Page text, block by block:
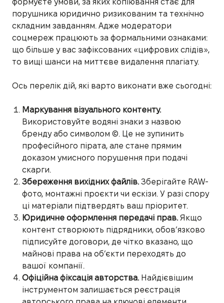
порушника юридично ризикованим та технічно
складним завданням. Адже модератори
соцмереж працюють за формальними ознаками:
що більше у вас зафіксованих «цифрових слідів»,
то вищі шанси на миттєве видалення плагіату.
Ось перелік дій, які варто виконати вже сьогодні:
Маркування візуального контенту.
Використовуйте водяні знаки з назвою
бренду або символом ©. Це не зупинить
професійного пірата, але стане прямим
доказом умисного порушення при подачі
скарги.
Збереження вихідних файлів. Зберігайте RAW-
фото, монтажні проєкти чи ескізи. У разі спору
ці матеріали підтвердять ваш пріоритет.
Юридичне оформлення передачі прав. Якщо
контент створюють підрядники, обов’язково
підписуйте договори, де чітко вказано, що
майнові права на об’єкти переходять до
вашої компанії.
Офіційна фіксація авторства. Найдієвішим
інструментом залишається реєстрація